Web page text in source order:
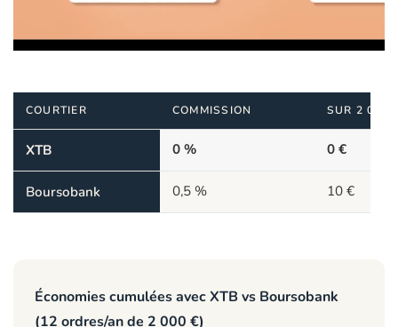
COURTIER COMMISSION SUR 2 000
XTB 0 % 0 €
Boursobank 0,5 % 10 €
Économies cumulées avec XTB vs Boursobank
(12 ordres/an de 2 000 €)